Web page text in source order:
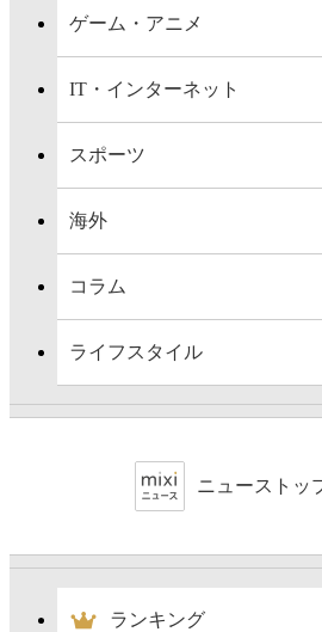
ゲーム・アニメ
IT・インターネット
スポーツ
海外
コラム
ライフスタイル
ニューストッ
ランキング